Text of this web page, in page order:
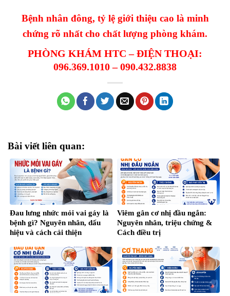
Bệnh nhân đông, tỷ lệ giới thiệu cao là minh
chứng rõ nhất cho chất lượng phòng khám.
PHÒNG KHÁM HTC – ĐIỆN THOẠI:
096.369.1010 – 090.432.8838
Bài viết liên quan:
Đau lưng nhức mỏi vai gáy là
bệnh gì? Nguyên nhân, dấu
hiệu và cách cải thiện
Viêm gân cơ nhị đầu ngắn:
Nguyên nhân, triệu chứng &
Cách điều trị